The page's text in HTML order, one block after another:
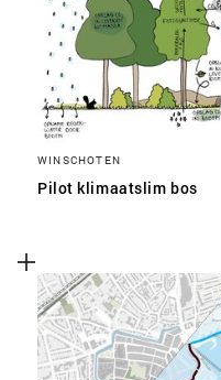
WINSCHOTEN
Pilot klimaatslim bos